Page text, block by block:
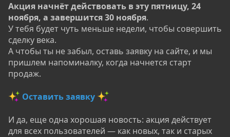
Акция начнёт действовать в эту пятницу, 24
ноября, а завершится 30 ноября.
У тебя будет чуть меньше недели, чтобы совершить
сделку века.
А чтобы ты не забыл, оставь заявку на сайте, и мы
пришлем напоминалку, когда начнется старт
продаж.
Оставить заявку
И да, еще одна хорошая новость: акция действует
для всех пользователей — как новых, так и старых